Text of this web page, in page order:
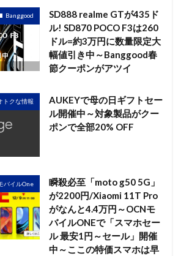
Banggood
SD888 realme GTが435ド
ル! SD870 POCO F3は260
ドル=約3万円に数量限定大
幅値引き中～Banggood春
節クーポンがアツイ
トクな情報
AUKEYで母の日ギフトセー
ル開催中～対象製品がクー
ポンで全部20% OFF
バイルOne
瞬殺必至「moto g50 5G」
が2200円/Xiaomi 11T Pro
がなんと4.4万円～OCNモ
バイルONEで「スマホセー
ル 最安1円～セール」開催
中～ここの特価スマホは早